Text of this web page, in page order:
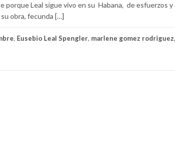
Leal sigue vivo en su Habana, de esfuerzos y
obra, fecunda […]
, Eusebio Leal Spengler, marlene gomez rodriguez